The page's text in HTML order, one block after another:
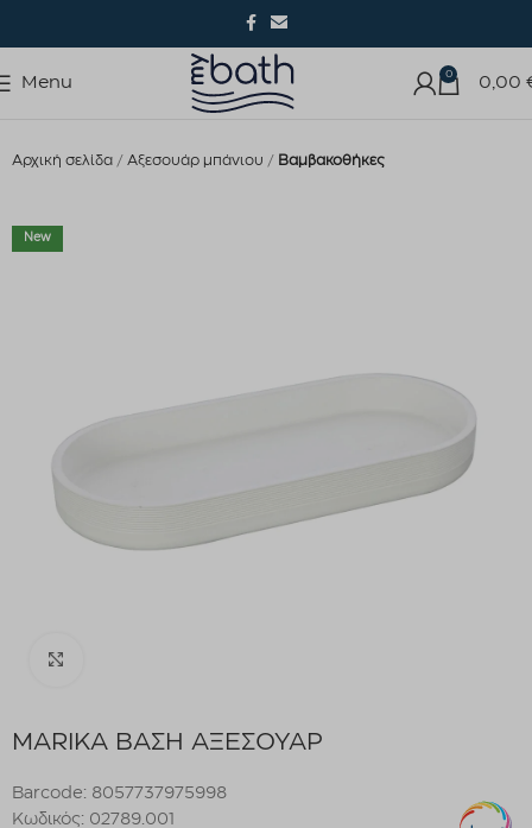
Menu 0 0,00
Αρχική σελίδα Αξεσουάρ μπάνιου Βαμβακοθήκες
New
MARIKA ΒΑΣΗ ΑΞΕΣΟΥΑΡ
Barcode: 8057737975998
Κωδικός: 02789.001